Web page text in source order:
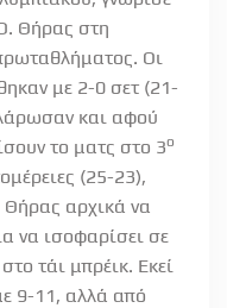
Θήρας στη
Οι
με 2-0 σετ (21-
και αφού
το ματς στο 3ο
(25-23),
αρχικά να
να ισοφαρίσει σε
τάι μπρέικ. Εκεί
9-11, αλλά από